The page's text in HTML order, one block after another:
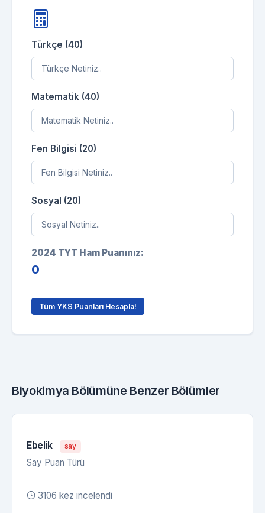
Türkçe (40)
Matematik (40)
Fen Bilgisi (20)
Sosyal (20)
2024 TYT Ham Puanınız:
0
Tüm YKS Puanları Hesapla!
Biyokimya Bölümüne Benzer Bölümler
Ebelik say
Say Puan Türü
3106 kez incelendi